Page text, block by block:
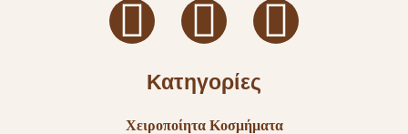
Κατηγορίες
Χειροποίητα Κοσμήματα